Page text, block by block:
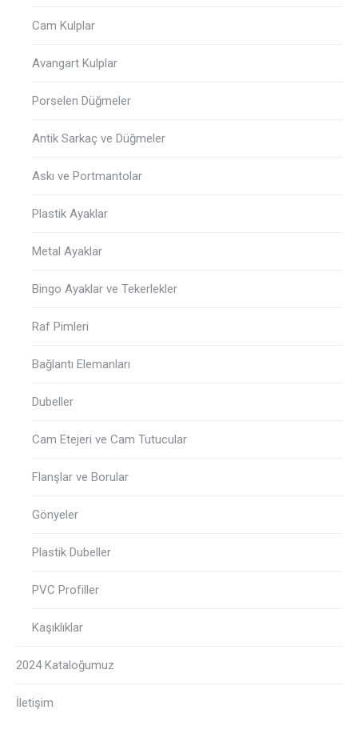
Cam Kulplar
Avangart Kulplar
Porselen Düğmeler
Antik Sarkaç ve Düğmeler
Askı ve Portmantolar
Plastik Ayaklar
Metal Ayaklar
Bingo Ayaklar ve Tekerlekler
Raf Pimleri
Bağlantı Elemanları
Dubeller
Cam Etejeri ve Cam Tutucular
Flanşlar ve Borular
Gönyeler
Plastik Dubeller
PVC Profiller
Kaşıklıklar
2024 Kataloğumuz
İletişim